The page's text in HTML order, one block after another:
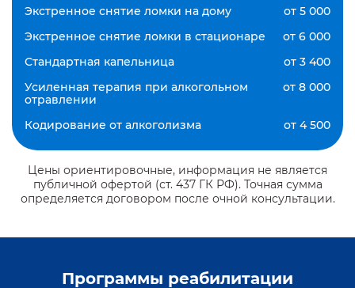
Экстренное снятие ломки на дому
от 5 000
Экстренное снятие ломки в стационаре
от 6 000
Стандартная капельница
от 3 400
Усиленная терапия при алкогольном
отравлении
от 8 000
Кодирование от алкоголизма от 4 500
Цены ориентировочные, информация не является
публичной офертой (ст. 437 ГК РФ). Точная сумма
определяется договором после очной консультации.
Программы реабилитации